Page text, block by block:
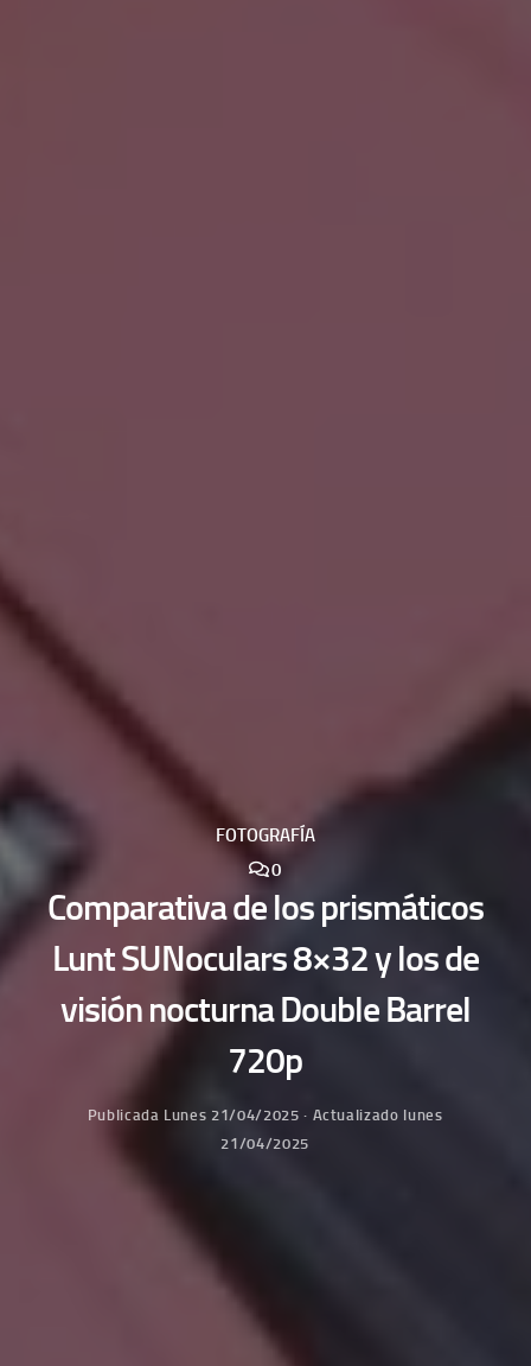
FOTOGRAFÍA
0
Comparativa de los prismáticos
Lunt SUNoculars 8×32 y los de
visión nocturna Double Barrel
720p
Publicada Lunes 21/04/2025 · Actualizado lunes
21/04/2025